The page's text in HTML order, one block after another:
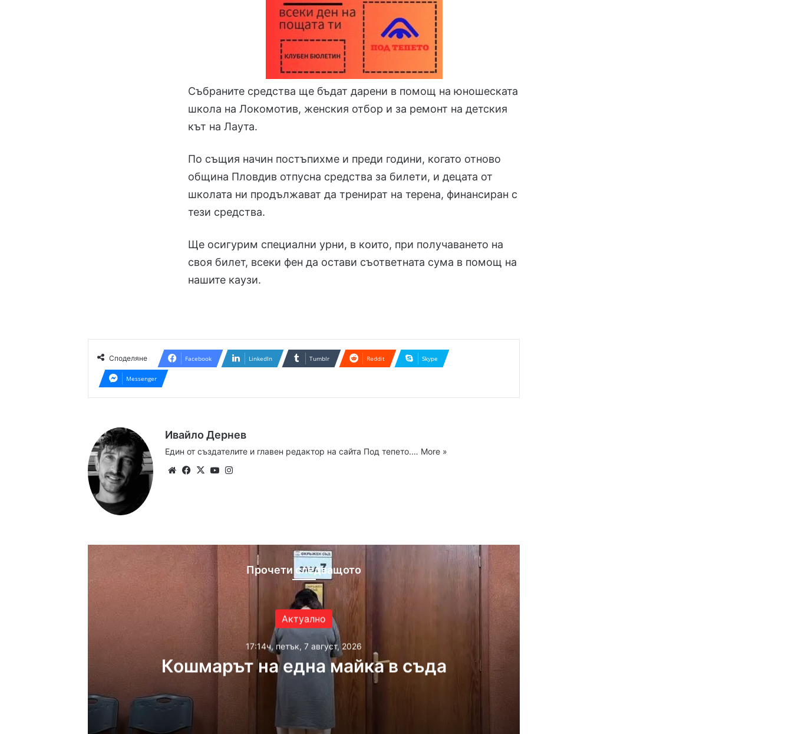
Събраните средства ще бъдат дарени в помощ на юношеската
школа на Локомотив, женския отбор и за ремонт на детския
кът на Лаута.
По същия начин постъпихме и преди години, когато отново
община Пловдив отпусна средства за билети, и децата от
школата ни продължават да тренират на терена, финансиран с
тези средства.
Ще осигурим специални урни, в които, при получаването на
своя билет, всеки фен да остави съответната сума в помощ на
нашите каузи.
Споделяне Facebook LinkedIn Tumblr Reddit Skype
Messenger
Ивайло Дернев
Един от създателите и главен редактор на сайта Под тепето.… More »
WebsiteFacebook
X YouTube
Прочети следващото
Актуално
17:14ч, петък, 7 август, 2026
Кошмарът на една майка в съда